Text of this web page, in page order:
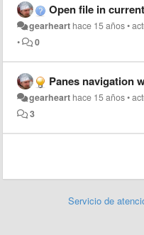
Open file in current
gearheart hace 15 años•
•
0
Panes navigation
gearheart hace 15 años•
3
Servicio de